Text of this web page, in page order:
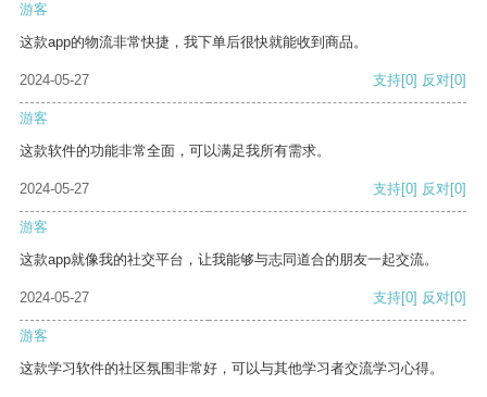
游客
这款app的物流非常快捷，我下单后很快就能收到商品。
2024-05-27 支持[0] 反对[0]
游客
这款软件的功能非常全面，可以满足我所有需求。
2024-05-27 支持[0] 反对[0]
游客
这款app就像我的社交平台，让我能够与志同道合的朋友一起交流。
2024-05-27 支持[0] 反对[0]
游客
这款学习软件的社区氛围非常好，可以与其他学习者交流学习心得。